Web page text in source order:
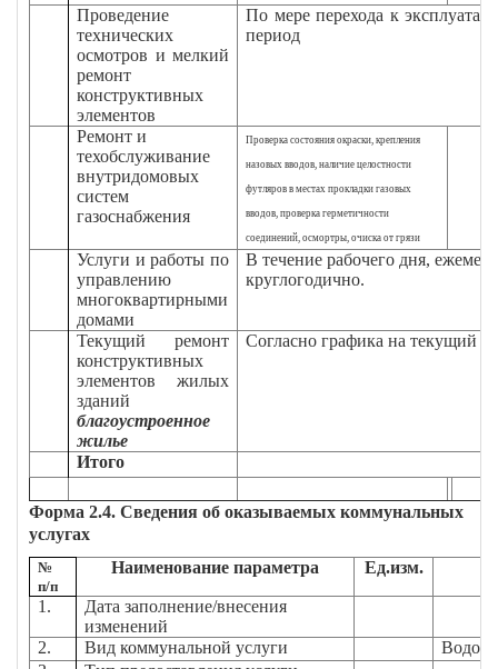
Проведение
технических
осмотров и мелкий
ремонт
конструктивных
элементов
По мере перехода к
период
Ремонт и
техобслуживание
внутридомовых
систем
газоснабжения
Проверка состояния окраски, крепления
назовых вводов, наличие целостности
футляров в местах прокладки газовых
вводов, проверка герметичности
соединений, осмортры, очиска от грязи
Услуги и работы по
управлению
многоквартирными
домами
В течение рабочего дня,
круглогодично.
Текущий ремонт
конструктивных
элементов жилых
зданий
благоустроенное
жилье
Согласно графика на текущий
Итого
Форма 2.4. Сведения об оказываемых коммунальных
услугах
№
п/п
Наименование параметра Ед.изм.
1.
Дата заполнение/внесения
изменений
2.
Вид коммунальной услуги